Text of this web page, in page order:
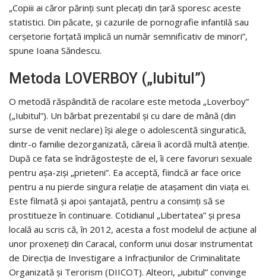
„Copiii ai căror părinți sunt plecați din țară sporesc aceste
statistici. Din păcate, și cazurile de pornografie infantilă sau
cerșetorie forțată implică un număr semnificativ de minori”,
spune Ioana Săndescu.
Metoda LOVERBOY („Iubitul”)
O metodă răspândită de racolare este metoda „Loverboy”
(„Iubitul”). Un bărbat prezentabil și cu dare de mână (din
surse de venit neclare) își alege o adolescentă singuratică,
dintr-o familie dezorganizată, căreia îi acordă multă atenție.
După ce fata se îndrăgostește de el, îi cere favoruri sexuale
pentru așa-ziși „prieteni”. Ea acceptă, fiindcă ar face orice
pentru a nu pierde singura relație de atașament din viața ei.
Este filmată și apoi șantajată, pentru a consimți să se
prostitueze în continuare. Cotidianul „Libertatea” și presa
locală au scris că, în 2012, acesta a fost modelul de acțiune al
unor proxeneți din Caracal, conform unui dosar instrumentat
de Direcția de Investigare a Infracțiunilor de Criminalitate
Organizată și Terorism (DIICOT). Alteori, „iubitul” convinge